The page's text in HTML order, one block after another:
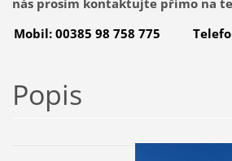
Mobil: 00385 98 758 775
Popis